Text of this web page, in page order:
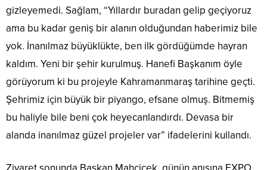
gizleyemedi. Sağlam, “Yıllardır buradan gelip geçiyoruz
ama bu kadar geniş bir alanın olduğundan haberimiz bile
yok. İnanılmaz büyüklükte, ben ilk gördüğümde hayran
kaldım. Yeni bir şehir kurulmuş. Hanefi Başkanım öyle
görüyorum ki bu projeyle Kahramanmaraş tarihine geçti.
Şehrimiz için büyük bir piyango, efsane olmuş. Bitmemiş
bu haliyle bile beni çok heyecanlandırdı. Devasa bir
alanda inanılmaz güzel projeler var” ifadelerini kullandı.